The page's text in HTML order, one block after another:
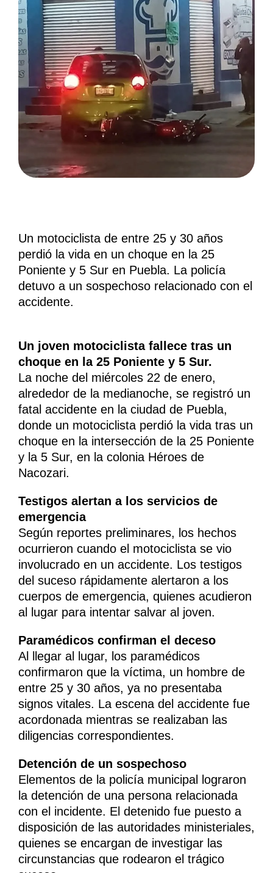
Un motociclista de entre 25 y 30 años
perdió la vida en un choque en la 25
Poniente y 5 Sur en Puebla. La policía
detuvo a un sospechoso relacionado con el
accidente.
Un joven motociclista fallece tras un
choque en la 25 Poniente y 5 Sur.
La noche del miércoles 22 de enero,
alrededor de la medianoche, se registró un
fatal accidente en la ciudad de Puebla,
donde un motociclista perdió la vida tras un
choque en la intersección de la 25 Poniente
y la 5 Sur, en la colonia Héroes de
Nacozari.
Testigos alertan a los servicios de
emergencia
Según reportes preliminares, los hechos
ocurrieron cuando el motociclista se vio
involucrado en un accidente. Los testigos
del suceso rápidamente alertaron a los
cuerpos de emergencia, quienes acudieron
al lugar para intentar salvar al joven.
Paramédicos confirman el deceso
Al llegar al lugar, los paramédicos
confirmaron que la víctima, un hombre de
entre 25 y 30 años, ya no presentaba
signos vitales. La escena del accidente fue
acordonada mientras se realizaban las
diligencias correspondientes.
Detención de un sospechoso
Elementos de la policía municipal lograron
la detención de una persona relacionada
con el incidente. El detenido fue puesto a
disposición de las autoridades ministeriales,
quienes se encargan de investigar las
circunstancias que rodearon el trágico